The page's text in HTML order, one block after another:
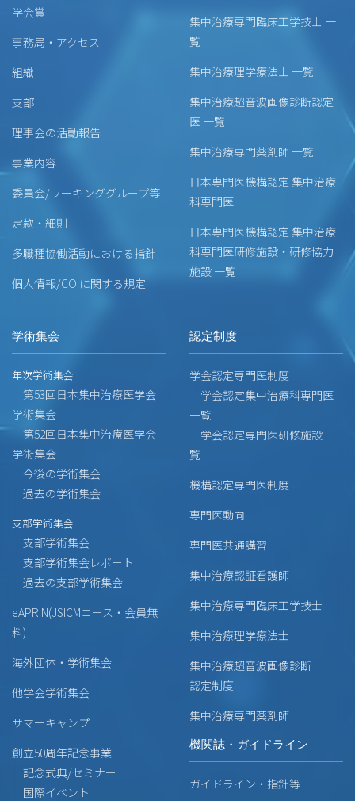
学会賞
事務局・アクセス
組織
支部
理事会の活動報告
事業内容
委員会/ワーキンググループ等
定款・細則
多職種協働活動における指針
個人情報/COIに関する規定
集中治療専門臨床工学技士 一
覧
集中治療理学療法士 一覧
集中治療超音波画像診断認定
医 一覧
集中治療専門薬剤師 一覧
日本専門医機構認定 集中治療
科専門医
日本専門医機構認定 集中治療
科専門医研修施設・研修協力
施設 一覧
学術集会
年次学術集会
第53回日本集中治療医学会
学術集会
第52回日本集中治療医学会
学術集会
今後の学術集会
過去の学術集会
支部学術集会
支部学術集会
支部学術集会レポート
過去の支部学術集会
eAPRIN(JSICMコース・会員無
料)
海外団体・学術集会
他学会学術集会
サマーキャンプ
創立50周年記念事業
記念式典/セミナー
国際イベント
認定制度
学会認定専門医制度
学会認定集中治療科専門医
一覧
学会認定専門医研修施設 一
覧
機構認定専門医制度
専門医動向
専門医共通講習
集中治療認証看護師
集中治療専門臨床工学技士
集中治療理学療法士
集中治療超音波画像診断
認定制度
集中治療専門薬剤師
機関誌・ガイドライン
ガイドライン・指針等